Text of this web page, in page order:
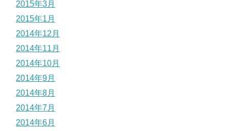
2015年3月
2015年1月
2014年12月
2014年11月
2014年10月
2014年9月
2014年8月
2014年7月
2014年6月